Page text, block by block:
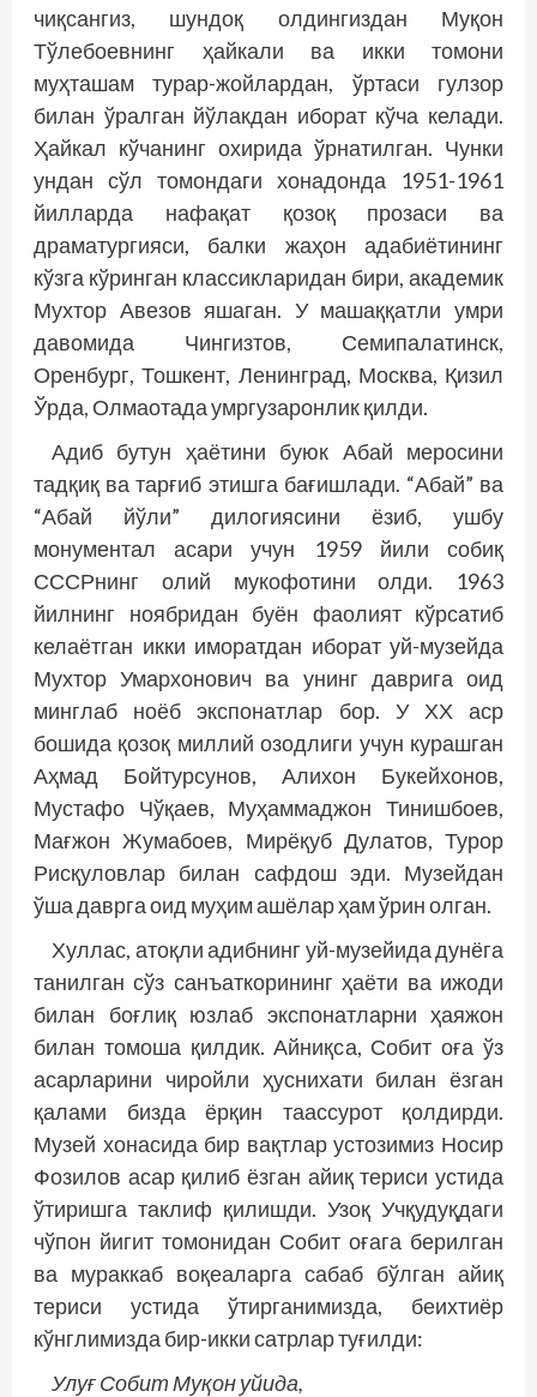
чиқсангиз, шундоқ олдингиздан Муқон
Тўлебоевнинг ҳайкали ва икки томони
муҳташам турар-жойлардан, ўртаси гулзор
билан ўралган йўлакдан иборат кўча келади.
Ҳайкал кўчанинг охирида ўрнатилган. Чунки
ундан сўл томондаги хонадонда 1951-1961
йилларда нафақат қозоқ прозаси ва
драматургияси, балки жаҳон адабиётининг
кўзга кўринган классикларидан бири, академик
Мухтор Авезов яшаган. У машаққатли умри
давомида Чингизтов, Семипалатинск,
Оренбург, Тошкент, Ленинград, Москва, Қизил
Ўрда, Олмаотада умргузаронлик қилди.
Адиб бутун ҳаётини буюк Абай меросини
тадқиқ ва тарғиб этишга бағишлади. “Абай” ва
“Абай йўли” дилогиясини ёзиб, ушбу
монументал асари учун 1959 йили собиқ
СССРнинг олий мукофотини олди. 1963
йилнинг ноябридан буён фаолият кўрсатиб
келаётган икки иморатдан иборат уй-музейда
Мухтор Умархонович ва унинг даврига оид
минглаб ноёб экспонатлар бор. У ХХ аср
бошида қозоқ миллий озодлиги учун курашган
Аҳмад Бойтурсунов, Алихон Букейхонов,
Мустафо Чўқаев, Муҳаммаджон Тинишбоев,
Мағжон Жумабоев, Мирёқуб Дулатов, Турор
Рисқуловлар билан сафдош эди. Музейдан
ўша даврга оид муҳим ашёлар ҳам ўрин олган.
Хуллас, атоқли адибнинг уй-музейида дунёга
танилган сўз санъаткорининг ҳаёти ва ижоди
билан боғлиқ юзлаб экспонатларни ҳаяжон
билан томоша қилдик. Айниқса, Собит оға ўз
асарларини чиройли ҳуснихати билан ёзган
қалами бизда ёрқин таассурот қолдирди.
Музей хонасида бир вақтлар устозимиз Носир
Фозилов асар қилиб ёзган айиқ териси устида
ўтиришга таклиф қилишди. Узоқ Учқудуқдаги
чўпон йигит томонидан Собит оғага берилган
ва мураккаб воқеаларга сабаб бўлган айиқ
териси устида ўтирганимизда, беихтиёр
кўнглимизда бир-икки сатрлар туғилди:
Улуғ Собит Муқон уйида,